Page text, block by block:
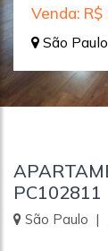
Venda:
São
PC102811
São Paulo |